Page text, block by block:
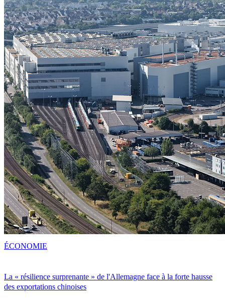
La « résilience surprenante » de l'Allemagne face à la forte hausse
des exportations chinoises
ÉCONOMIE